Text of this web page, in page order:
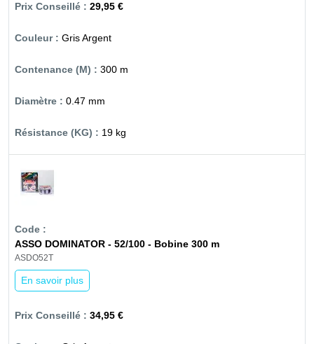
29,95 €
Gris Argent
300 m
0.47 mm
19 kg
ASSO DOMINATOR - 52/100 - Bobine 300 m
ASDO52T
En savoir plus
34,95 €